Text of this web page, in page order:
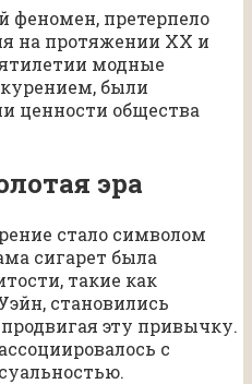
феномен, претерпело
на протяжении XX и
модные
были
ценности общества
эра
стало символом
сигарет была
такие как
становились
эту привычку.
с